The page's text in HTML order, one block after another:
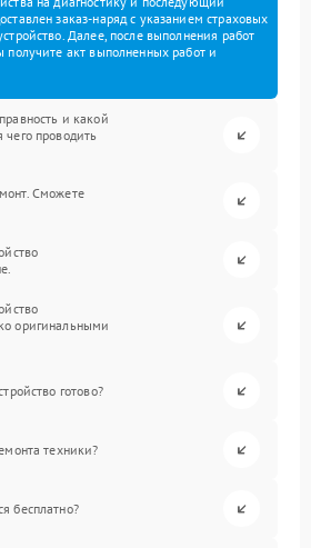
заказ-наряд с указанием страховых
Далее, после выполнения работ
получите акт выполненных работ и
и какой
проводить
Сможете
оригинальными
готово?
техники?
бесплатно?